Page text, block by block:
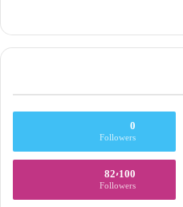
0
Followers
82٬100
Followers